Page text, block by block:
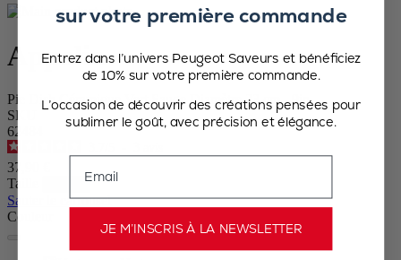
Appolia
Pie Dish Céramique Vert Sauge Diamètre 23 cm - 9in
SKU
62484
37,90 €
Taille
Sauter le carrousel
Couleur
sur votre première commande
Entrez dans l’univers Peugeot Saveurs et bénéficiez
de 10% sur votre première commande.
L’occasion de découvrir des créations pensées pour
sublimer le goût, avec précision et élégance.
Email
JE M’INSCRIS À LA NEWSLETTER